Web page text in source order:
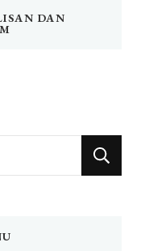
DAN